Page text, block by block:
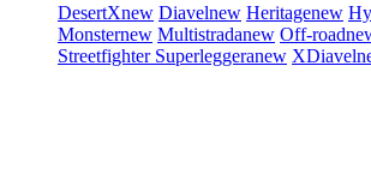
DesertXnew Diavelnew Heritagenew
Monsternew Multistradanew Off-road
Streetfighter Superleggeranew XDiavel